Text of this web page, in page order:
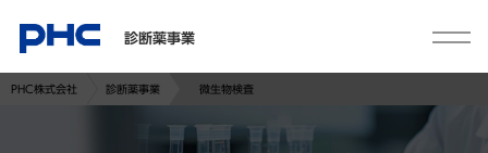
診断薬事業
PHC株式会社 診断薬事業 微生物検査